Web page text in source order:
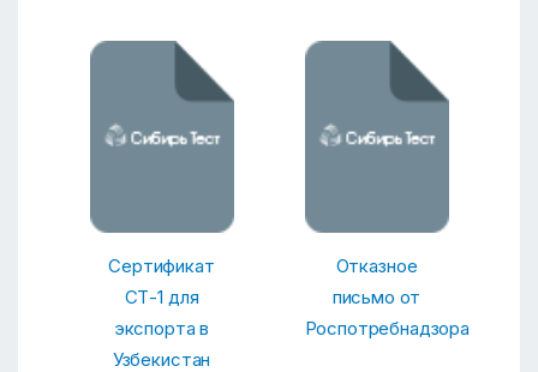
Сертификат
СТ-1 для
экспорта в
Узбекистан
Отказное
письмо от
Роспотребнадзора